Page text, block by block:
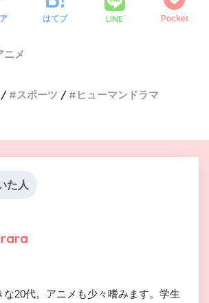
はてブ LINE Pocket
ニメ
スポーツ ヒューマンドラマ
た人
な20代。アニメも少々嗜みます。学生